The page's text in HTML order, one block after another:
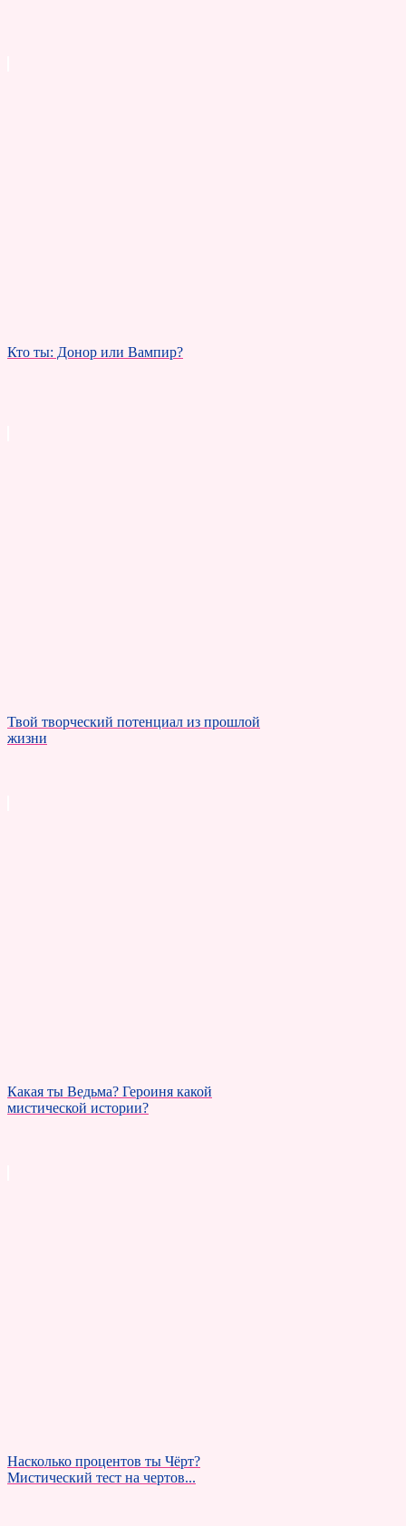
Кто ты: Донор или Вампир?
Твой творческий потенциал из прошлой
жизни
Какая ты Ведьма? Героиня какой
мистической истории?
Насколько процентов ты Чёрт?
Мистический тест на чертов...